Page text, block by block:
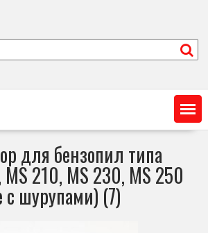
для бензопил типа
210, MS 230, MS 250
с шурупами) (7)